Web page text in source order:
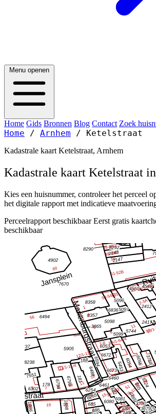
Menu openen
Home Gids Bronnen Blog Contact Zoek
Home / Arnhem / Ketelstraat
Kadastrale kaart Ketelstraat, Arnhem
Kadastrale kaart Ketelstraat
Kies een huisnummer, controleer het perceel
het digitale rapport met indicatieve
Perceelrapport beschikbaar Eerst gratis
beschikbaar